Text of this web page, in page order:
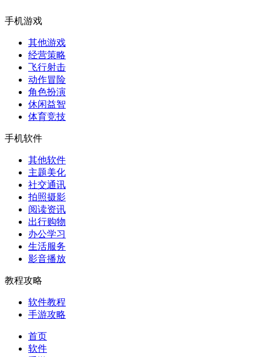
手机游戏
其他游戏
经营策略
飞行射击
动作冒险
角色扮演
休闲益智
体育竞技
手机软件
其他软件
主题美化
社交通讯
拍照摄影
阅读资讯
出行购物
办公学习
生活服务
影音播放
教程攻略
软件教程
手游攻略
首页
软件